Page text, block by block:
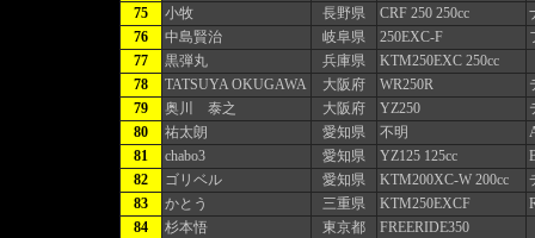
75
小牧 長野県 CRF 250 250cc
76
中島賢治 岐阜県 250EXC-F
77
黒弾丸 兵庫県
KTM250EXC 250cc
78
TATSUYA OKUGAWA 大阪府 WR250R
79
奥川 泰之 大阪府 YZ250
80
祐太朗 愛知県 不明
81
chabo3 愛知県 YZ125 125cc
82
ゴリベル 愛知県 KTM200XC-W 200cc
83
かとう 三重県 KTM250EXCF
84
杉本悟 東京都
FREERIDE350